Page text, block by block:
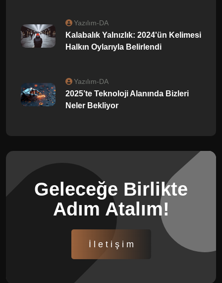
Yazılım-DA
Kalabalık Yalnızlık: 2024'ün Kelimesi
Halkın Oylarıyla Belirlendi
Yazılım-DA
2025’te Teknoloji Alanında Bizleri
Neler Bekliyor
Geleceğe Birlikte
Adım Atalım!
İ l e t i ş i m